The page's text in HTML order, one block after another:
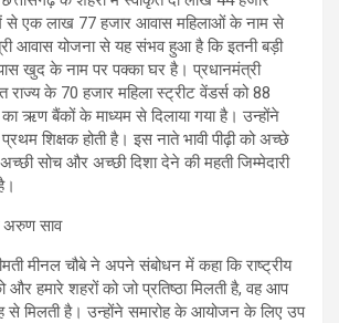
से एक लाख 77 हजार आवास महिलाओं के नाम से
आवास योजना से यह संभव हुआ है कि इतनी बड़ी
खुद के नाम पर पक्का घर है। प्रधानमंत्री
राज्य के 70 हजार महिला स्ट्रीट वेंडर्स को 88
ऋण बैंकों के माध्यम से दिलाया गया है। उन्होंने
शिक्षक होती है। इस नाते भावी पीढ़ी को अच्छे
सोच और अच्छी दिशा देने की महती जिम्मेदारी
मीनल चौबे ने अपने संबोधन में कहा कि राष्ट्रीय
और हमारे शहरों को जो प्रतिष्ठा मिलती है, वह आप
से मिलती है। उन्होंने समारोह के आयोजन के लिए उप